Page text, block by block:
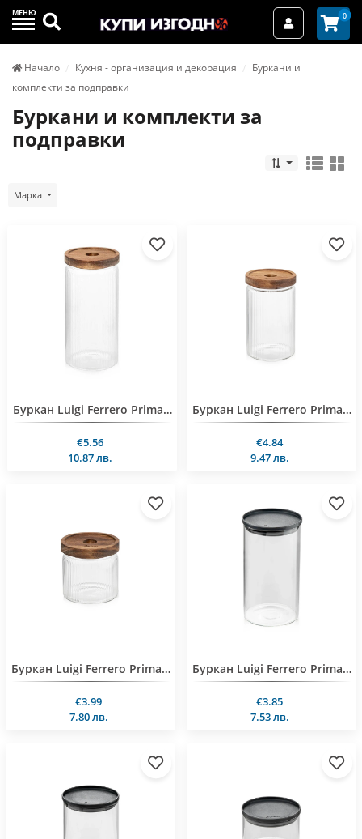
МЕНЮ Търси Вход / 0
Начало Кухня - организация и декорация
Буркани и
комплекти за подправки
Буркани и комплекти за
подправки
Марка
Буркан Luigi Ferrero Prima Acacia Special FR-2305 EA 1.05L
€5.56
10.87 лв.
Буркан Luigi Ferrero Prima Acacia Special FR-2275 EA 750ml
€4.84
9.47 лв.
Буркан Luigi Ferrero Prima Acacia Special FR-2240 EA 450ml
€3.99
7.80 лв.
Буркан Luigi Ferrero Prima FR-4700 PG 1L
€3.85
7.53 лв.